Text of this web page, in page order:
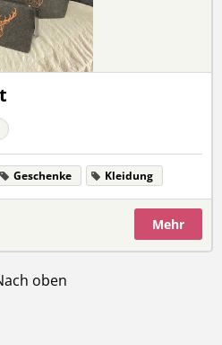
Geschenke Kleidung
Mehr
oben